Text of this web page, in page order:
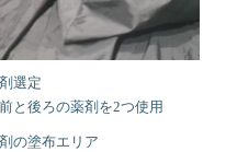
選定
と後ろの薬剤を2つ使用
の塗布エリア